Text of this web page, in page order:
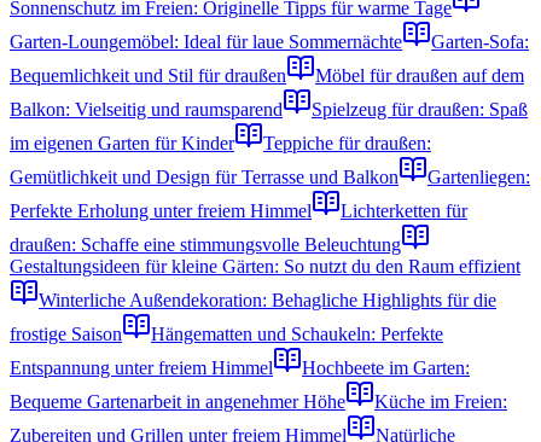
Sonnenschutz im Freien: Originelle Tipps für warme Tage
Garten-Loungemöbel: Ideal für laue Sommernächte
Garten-Sofa:
Bequemlichkeit und Stil für draußen
Möbel für draußen auf dem
Balkon: Vielseitig und raumsparend
Spielzeug für draußen: Spaß
im eigenen Garten für Kinder
Teppiche für draußen:
Gemütlichkeit und Design für Terrasse und Balkon
Gartenliegen:
Perfekte Erholung unter freiem Himmel
Lichterketten für
draußen: Schaffe eine stimmungsvolle Beleuchtung
Gestaltungsideen für kleine Gärten: So nutzt du den Raum effizient
Winterliche Außendekoration: Behagliche Highlights für die
frostige Saison
Hängematten und Schaukeln: Perfekte
Entspannung unter freiem Himmel
Hochbeete im Garten:
Bequeme Gartenarbeit in angenehmer Höhe
Küche im Freien:
Zubereiten und Grillen unter freiem Himmel
Natürliche